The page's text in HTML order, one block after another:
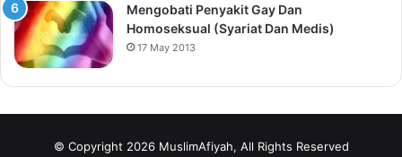
Mengobati Penyakit Gay Dan
Homoseksual (Syariat Dan Medis)
17 May 2013
© Copyright 2026 MuslimAfiyah, All Rights Reserved